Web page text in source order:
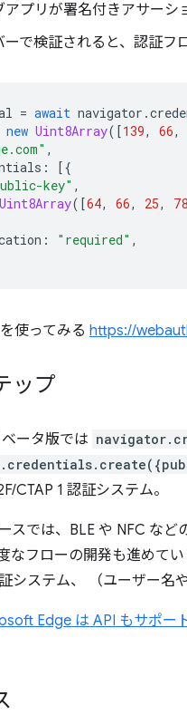
アプリが署名付きアサーシ
ーで検証されると、認証フ
= await navigator .
new Uint8Array([139, 66,
,
:
[{
key" ,
Uint8Array([64, 66, 25, 78
: "required" ,
使ってみる https://
ップ
ータ版では
CTAP 1 認証システム。
スでは、BLE や NFC な
なフローの開発も進めて
システム、 （ユーザー名
Edge は API もサポー